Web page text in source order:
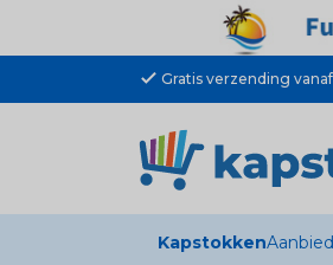
check Gratis verzending
Kapstokken